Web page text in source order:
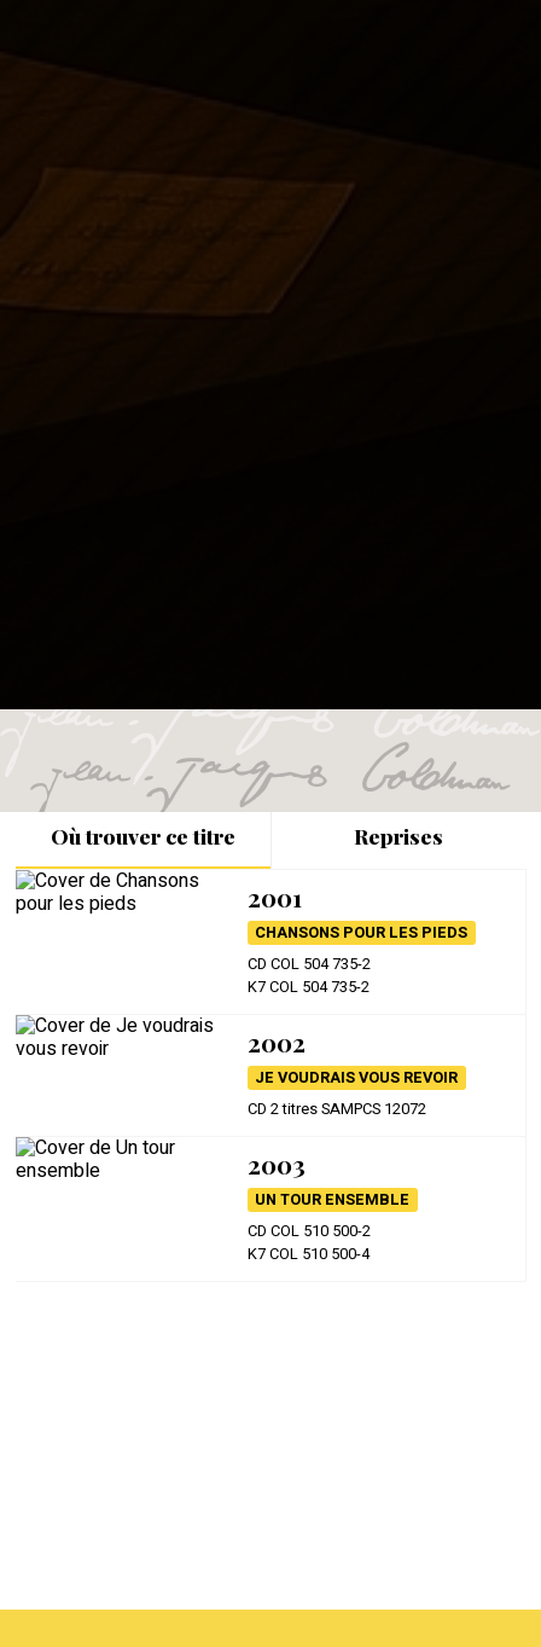
Où trouver ce titre Reprises
2001
CHANSONS POUR LES PIEDS
CD COL 504 735-2
K7 COL 504 735-2
2002
JE VOUDRAIS VOUS REVOIR
CD 2 titres SAMPCS 12072
2003
UN TOUR ENSEMBLE
CD COL 510 500-2
K7 COL 510 500-4